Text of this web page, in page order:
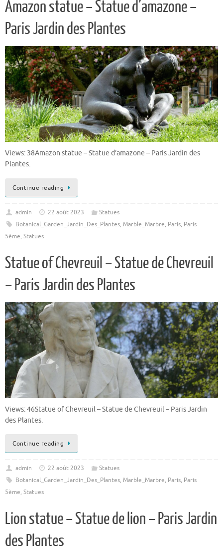
Amazon statue – Statue d’amazone –
Paris Jardin des Plantes
Views: 38Amazon statue – Statue d’amazone – Paris Jardin des
Plantes.
Continue reading
admin 22 août 2023
Statues
Botanical_Garden_Jardin_Des_Plantes, Marble_Marbre, Paris, Paris
5ème, Statues
Statue of Chevreuil – Statue de Chevreuil
– Paris Jardin des Plantes
Views: 46Statue of Chevreuil – Statue de Chevreuil – Paris Jardin
des Plantes.
Continue reading
admin 22 août 2023
Statues
Botanical_Garden_Jardin_Des_Plantes, Marble_Marbre, Paris, Paris
5ème, Statues
Lion statue – Statue de lion – Paris Jardin
des Plantes